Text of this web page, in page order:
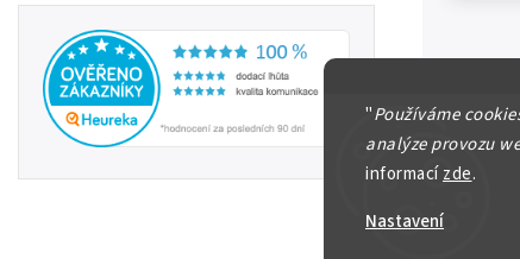
"Používáme
analýze provozu
informacízde.
Nastavení
1
N/UNC